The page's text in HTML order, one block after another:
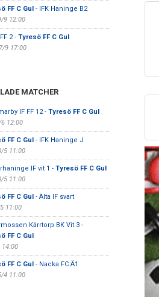
FF C Gul- IFK Haninge B2
9 12:00
2 - Tyresö FF C Gul
9 17:00
MATCHER
IF FF 12 - Tyresö FF C Gul
12:00
FF C Gul- IFK Haninge J
5 11:00
IF vit 1 - Tyresö FF C Gul
5 11:00
FF C Gul- Älta IF svart
11:00
Kärrtorp BK Vit 3 -
FF C Gul
14:00
FF C Gul- Nacka FC Ä1
4 11:00